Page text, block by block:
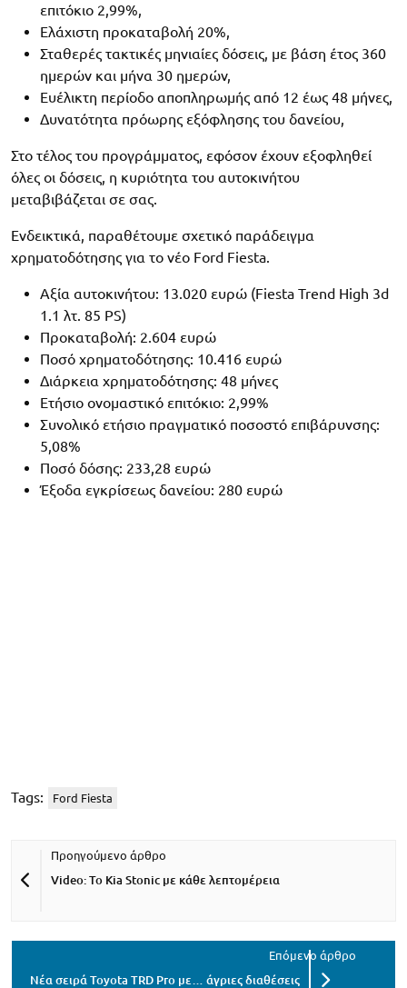
επιτόκιο 2,99%,
Ελάχιστη προκαταβολή 20%,
Σταθερές τακτικές μηνιαίες δόσεις, με βάση έτος 360
ημερών και μήνα 30 ημερών,
Ευέλικτη περίοδο αποπληρωμής από 12 έως 48 μήνες,
Δυνατότητα πρόωρης εξόφλησης του δανείου,
Στο τέλος του προγράμματος, εφόσον έχουν εξοφληθεί
όλες οι δόσεις, η κυριότητα του αυτοκινήτου
μεταβιβάζεται σε σας.
Ενδεικτικά, παραθέτουμε σχετικό παράδειγμα
χρηματοδότησης για το νέο Ford Fiesta.
Αξία αυτοκινήτου: 13.020 ευρώ (Fiesta Trend High 3d
1.1 λτ. 85 PS)
Προκαταβολή: 2.604 ευρώ
Ποσό χρηματοδότησης: 10.416 ευρώ
Διάρκεια χρηματοδότησης: 48 μήνες
Ετήσιο ονομαστικό επιτόκιο: 2,99%
Συνολικό ετήσιο πραγματικό ποσοστό επιβάρυνσης:
5,08%
Ποσό δόσης: 233,28 ευρώ
Έξοδα εγκρίσεως δανείου: 280 ευρώ
Tags: Ford Fiesta
Video: Το Kia Stonic με κάθε λεπτομέρεια
Νέα σειρά Toyota TRD Pro με… άγριες διαθέσεις